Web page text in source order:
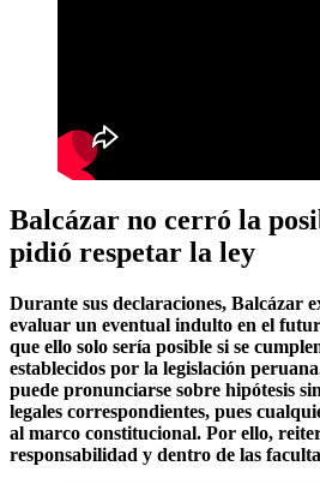
Balcázar no cerró la
pidió respetar la ley
Durante sus declaraciones, Balcázar
evaluar un eventual indulto en el
que ello solo sería posible si se
establecidos por la legislación
puede pronunciarse sobre hipótesis
legales correspondientes, pues
al marco constitucional. Por ello,
responsabilidad y dentro de las